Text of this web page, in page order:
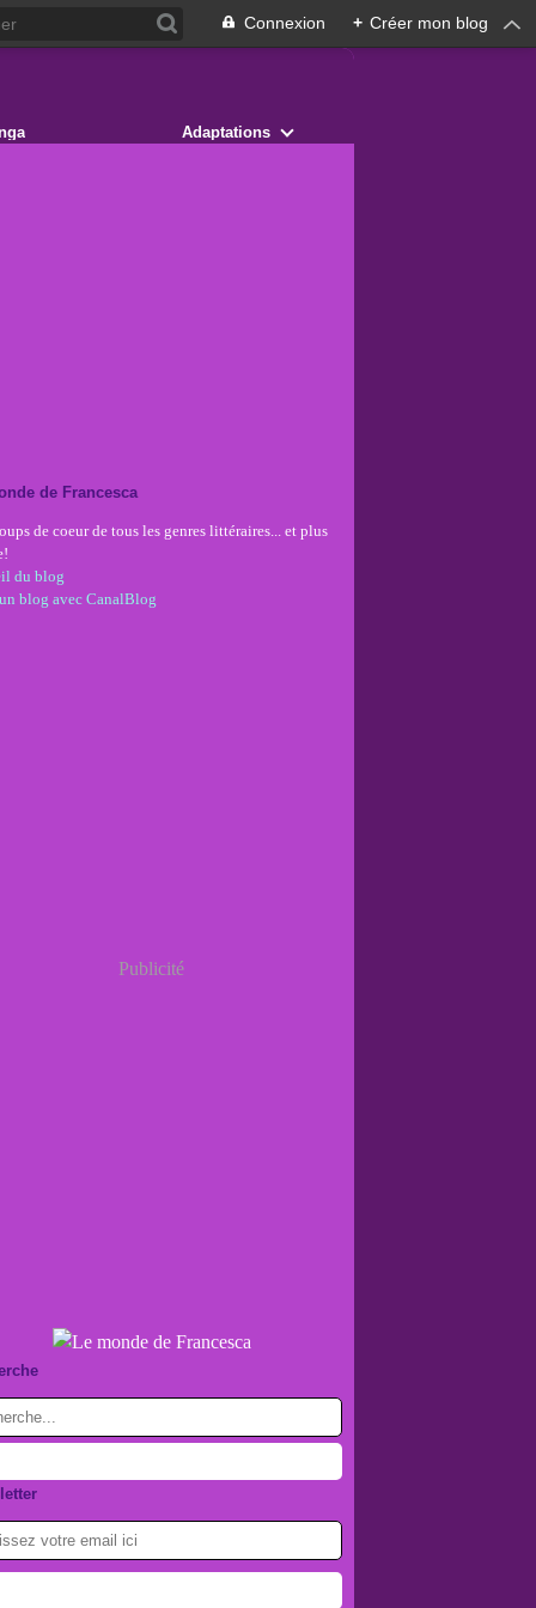
Connexion + Créer mon blog
Adaptations
de Francesca
de coeur de tous les genres littéraires... et plus
du blog
blog avec CanalBlog
Publicité